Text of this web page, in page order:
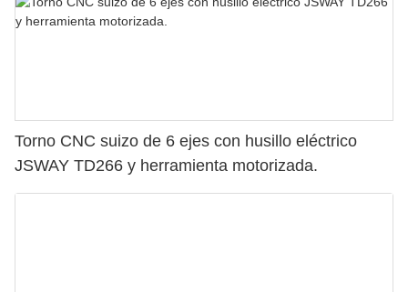
Torno CNC suizo de 6 ejes con husillo eléctrico
JSWAY TD266 y herramienta motorizada.